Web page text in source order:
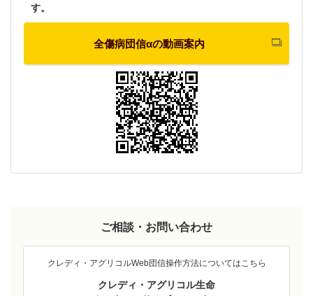
す。
全傷病団信αの動画案内
ご相談・お問い合わせ
クレディ・アグリコルWeb団信操作方法についてはこちら
クレディ・アグリコル生命